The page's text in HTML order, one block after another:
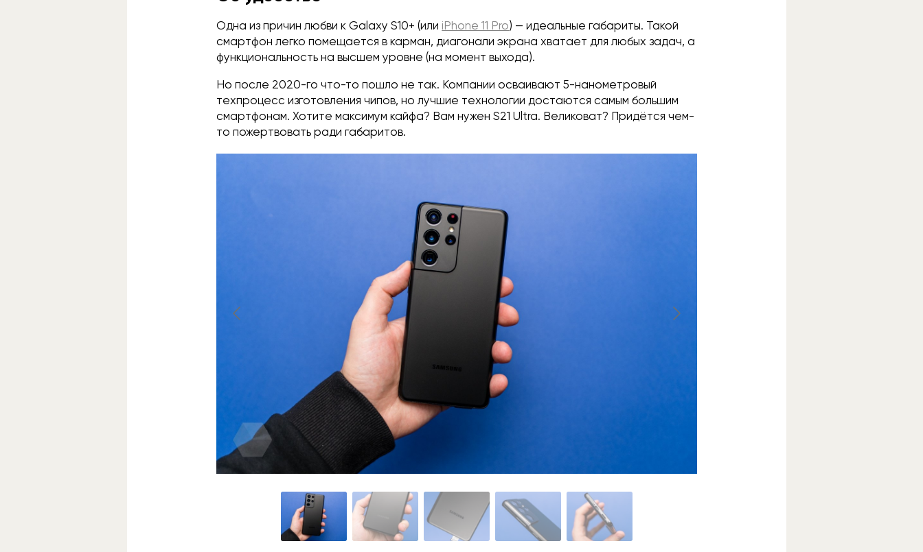
Одна из причин любви к Galaxy S10+ (или iPhone 11 Pro) — идеальные габариты. Такой
смартфон легко помещается в карман, диагонали экрана хватает для любых задач, а
функциональность на высшем уровне (на момент выхода).
Но после 2020-го что-то пошло не так. Компании осваивают 5-нанометровый
техпроцесс изготовления чипов, но лучшие технологии достаются самым большим
смартфонам. Хотите максимум кайфа? Вам нужен S21 Ultra. Великоват? Придётся чем-
то пожертвовать ради габаритов.